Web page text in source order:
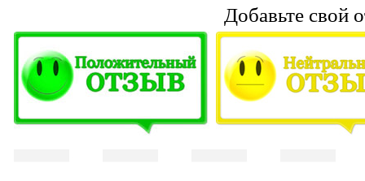
Добавьте свой